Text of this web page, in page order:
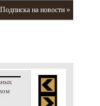
Подписка на новости »